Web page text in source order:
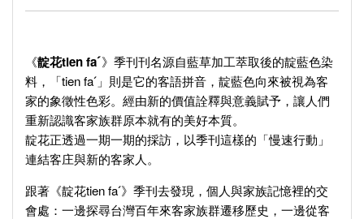
《靛花tien faˊ》季刊刊名源自藍草加工萃取後的靛藍色染
料，「tien faˊ」則是它的客語拼音，靛藍色向來被視為客
家的象徵性色彩。經由新的價值詮釋與意義賦予，讓人們
重新認識客家族群原本就有的美好本質。
靛花正透過一期一期的採訪，以季刊這樣的「慢速行動」
連結客庄與新的客家人。
跟著《靛花tien faˊ》季刊去發現，個人與家族記憶裡的交
會處：一邊探尋台灣百年來客家族群遷移歷史，一邊從客